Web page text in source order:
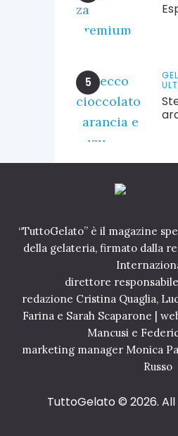
“TuttoGelato” è il magazine
della gelateria, firmato dalla
direttore
redazione Cristina Quaglia,
Farina e Sarah Scaparone |
Mancusi e
marketing manager Monica
Russo
TuttoGelato © 2026.